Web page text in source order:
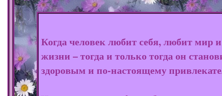
Когда человек любит себя, любит мир и
жизни – тогда и только тогда он
здоровым и по-настоящему